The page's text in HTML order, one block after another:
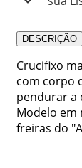
DESCRIÇÃO
Crucifixo
com corpo
pendurar a
Modelo em
freiras do